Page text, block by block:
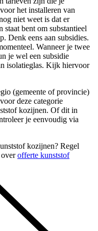
het installeren van
niet weet is dat er
bent om substantieel
Denk eens aan subsidies.
Wanneer je twee
je wel een subsidie
isolatieglas. Kijk hiervoor
(gemeente of provincie)
deze categorie
kozijnen. Of dit in
je eenvoudig via
kozijnen? Regel
offerte kunststof